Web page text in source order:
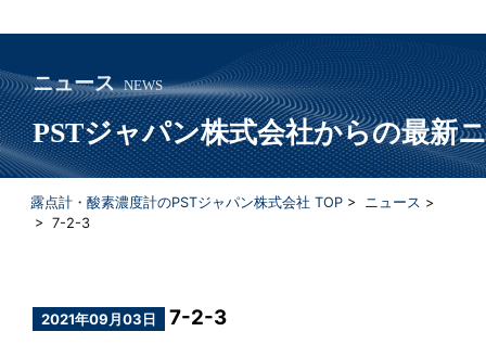
ニュース NEWS
PSTジャパン株式会社からの最新
露点計・酸素濃度計のPSTジャパン株式会社 TOP> ニュース >
> 7-2-3
2021年09月03日 7-2-3